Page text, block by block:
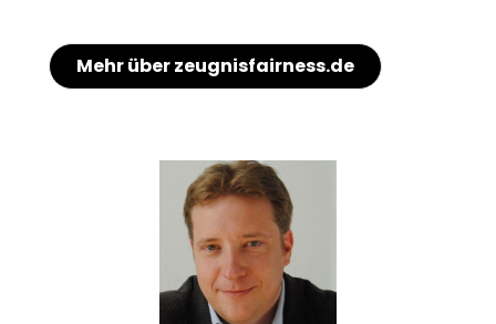
Mehr über zeugnisfairness.de